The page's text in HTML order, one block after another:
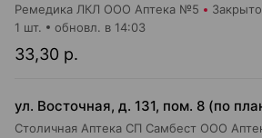
Ремедика ЛКЛ ООО Аптека №5 Закрыто
33,30 р.
1 шт. обновл. в 14:03